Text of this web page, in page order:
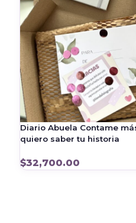
Diario Abuela Contame
quiero saber tu historia
$32,700.00